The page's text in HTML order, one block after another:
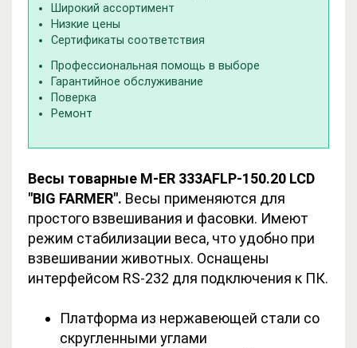
Широкий ассортимент
Низкие цены
Сертификаты соответствия
Профессиональная помощь в выборе
Гарантийное обслуживание
Поверка
Ремонт
Весы товарные M-ER 333AFLP-150.20 LCD
"BIG FARMER". Весы применяются для
простого взвешивания и фасовки. Имеют
режим стабилизации веса, что удобно при
взвешивании животных. Оснащены
интерфейсом RS-232 для подключения к ПК.
Платформа из нержавеющей стали со
скругленными углами